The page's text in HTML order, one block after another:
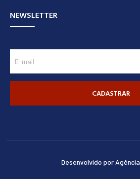
NEWSLETTER
CADASTRAR
Desenvolvido por